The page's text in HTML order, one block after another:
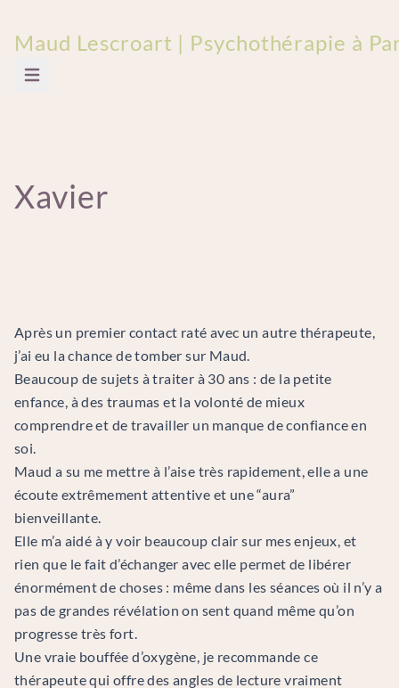
Maud Lescroart | Psychothérapie à
Ouvrir le menu principal
Xavier
Après un premier contact raté avec un autre thérapeute,
j’ai eu la chance de tomber sur Maud.
Beaucoup de sujets à traiter à 30 ans : de la petite
enfance, à des traumas et la volonté de mieux
comprendre et de travailler un manque de confiance en
soi.
Maud a su me mettre à l’aise très rapidement, elle a une
écoute extrêmement attentive et une “aura”
bienveillante.
Elle m’a aidé à y voir beaucoup clair sur mes enjeux, et
rien que le fait d’échanger avec elle permet de libérer
énormément de choses : même dans les séances où il n’y a
pas de grandes révélation on sent quand même qu’on
progresse très fort.
Une vraie bouffée d’oxygène, je recommande ce
thérapeute qui offre des angles de lecture vraiment